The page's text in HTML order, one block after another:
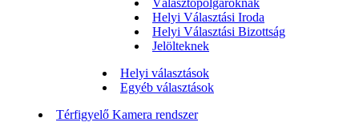
Választópolgároknak
Helyi Választási Iroda
Helyi Választási Bizottság
Jelölteknek
Helyi választások
Egyéb választások
Térfigyelő Kamera rendszer